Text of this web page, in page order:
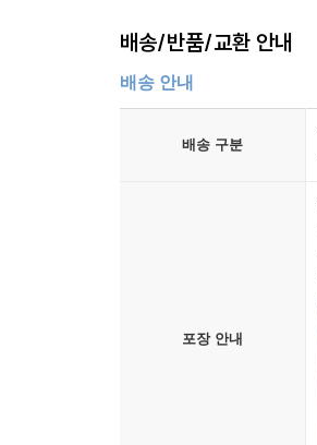
배송/반품/교환 안내
배송 안내
배송 구분
포장 안내